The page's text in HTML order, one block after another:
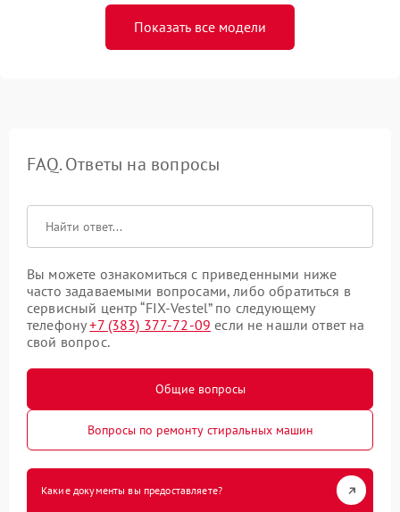
Показать все модели
FAQ. Ответы на вопросы
Вы можете ознакомиться с приведенными ниже
часто задаваемыми вопросами, либо обратиться в
сервисный центр “FIX-Vestel” по следующему
телефону+7 (383) 377-72-09 если не нашли ответ на
свой вопрос.
Общие вопросы
Вопросы по ремонту стиральных машин
Какие документы вы предоставляете?